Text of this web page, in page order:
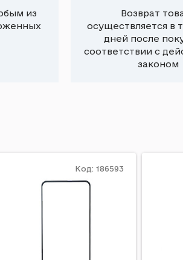
из
Возврат
осуществляется в
дней после
соответствии с
законом
Код: 186593